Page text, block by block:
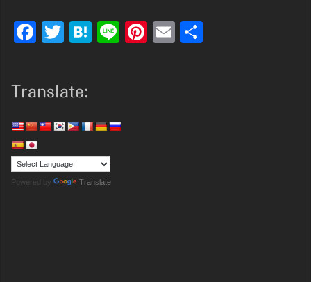
Facebook
Twitter
Hatena
LinePinterest
Email
Translate:
Powered by Translate